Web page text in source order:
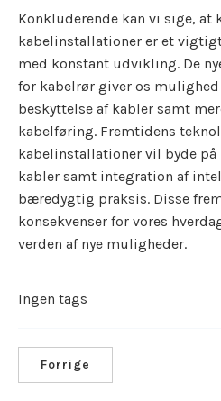
Konkluderende kan vi sige, at
kabelinstallationer er et
med konstant udvikling. De
for kabelrør giver os
beskyttelse af kabler samt
kabelføring. Fremtidens
kabelinstallationer vil byde
kabler samt integration af
bæredygtig praksis. Disse
konsekvenser for vores
verden af nye muligheder.
Ingen tags
Forrige